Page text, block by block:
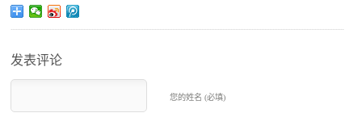
发表评论
您的姓名 (必填)